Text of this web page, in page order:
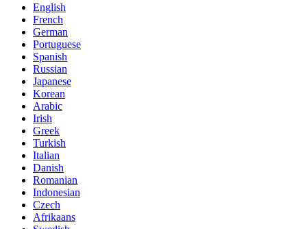
English
French
German
Portuguese
Spanish
Russian
Japanese
Korean
Arabic
Irish
Greek
Turkish
Italian
Danish
Romanian
Indonesian
Czech
Afrikaans